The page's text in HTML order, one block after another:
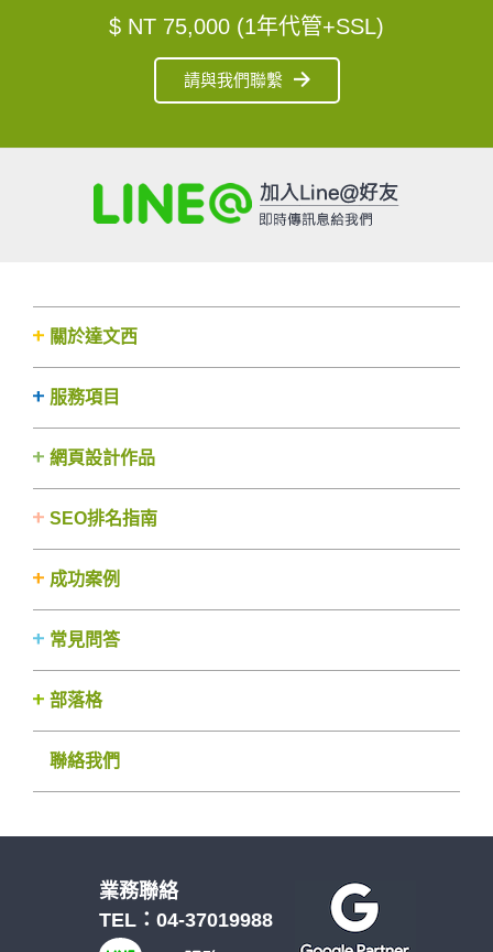
$ NT 75,000 (1年代管+SSL)
請與我們聯繫
關於達文西
服務項目
網頁設計作品
SEO排名指南
成功案例
常見問答
部落格
聯絡我們
業務聯絡
TEL： 04-37019988